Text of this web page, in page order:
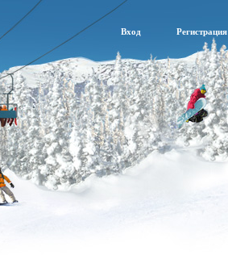
Вход Регистрация